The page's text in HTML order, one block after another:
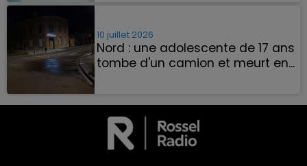
10 juillet 2026
Nord : une adolescente de 17 ans
tombe d'un camion et meurt en...
rond-point et d’être percutée par le
véhicule en question.